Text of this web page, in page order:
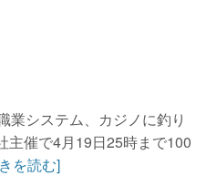
業システム、カジノに釣り
主催で4月19日25時まで100
を読む]